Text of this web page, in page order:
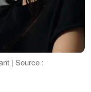
| Source :